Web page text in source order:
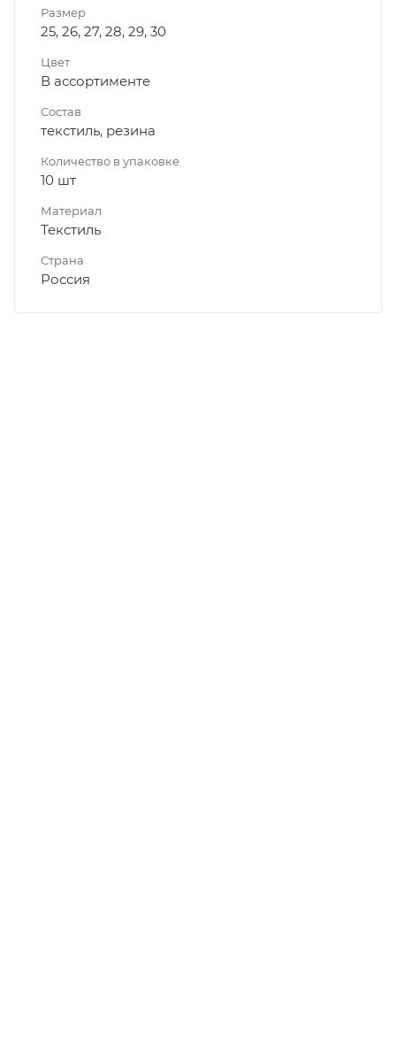
Размер
25, 26, 27, 28, 29, 30
Цвет
В ассортименте
Состав
текстиль, резина
Количество в упаковке
10 шт
Материал
Текстиль
Страна
Россия